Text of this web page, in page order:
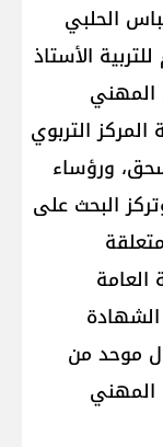
الحلبي
الأستاذ
المهني
التربوي
ورؤساء
البحث على
العامة
الشهادة
موحد من
المهني